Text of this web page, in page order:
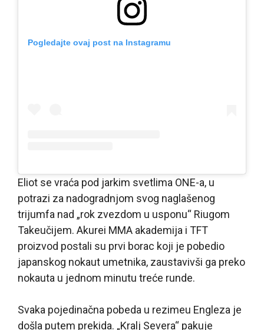
Pogledajte ovaj post na Instagramu
Eliot se vraća pod jarkim svetlima ONE-a, u
potrazi za nadogradnjom svog naglašenog
trijumfa nad „rok zvezdom u usponu“ Riugom
Takeučijem. Akurei MMA akademija i TFT
proizvod postali su prvi borac koji je pobedio
japanskog nokaut umetnika, zaustavivši ga preko
nokauta u jednom minutu treće runde.
Svaka pojedinačna pobeda u rezimeu Engleza je
došla putem prekida. „Kralj Severa“ pakuje